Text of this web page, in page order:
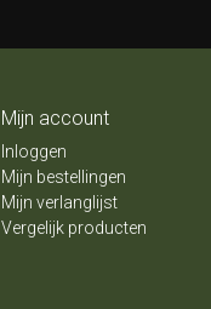
Mijn account
Inloggen
Mijn bestellingen
Mijn verlanglijst
Vergelijk producten